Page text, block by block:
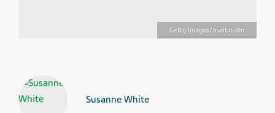
Getty Images/ martin-dm
Susanne White